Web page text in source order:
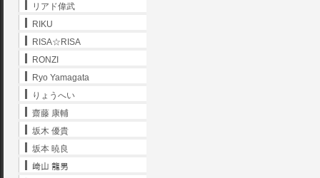
リアド偉武
RIKU
RISA☆RISA
RONZI
Ryo Yamagata
りょうへい
齋藤 康輔
坂木 優貴
坂本 暁良
﨑山 龍男